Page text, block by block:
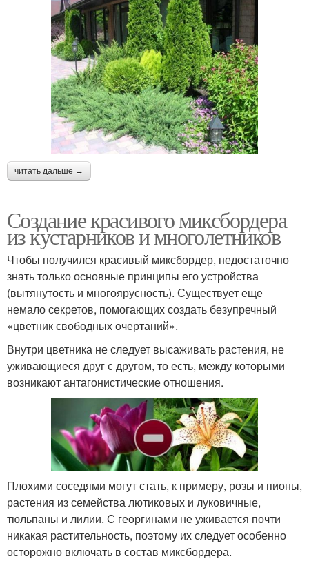
читать дальше →
Создание красивого миксбордера
из кустарников и многолетников
Чтобы получился красивый миксбордер, недостаточно
знать только основные принципы его устройства
(вытянутость и многоярусность). Существует еще
немало секретов, помогающих создать безупречный
«цветник свободных очертаний».
Внутри цветника не следует высаживать растения, не
уживающиеся друг с другом, то есть, между которыми
возникают антагонистические отношения.
Плохими соседями могут стать, к примеру, розы и пионы,
растения из семейства лютиковых и луковичные,
тюльпаны и лилии. С георгинами не уживается почти
никакая растительность, поэтому их следует особенно
осторожно включать в состав миксбордера.